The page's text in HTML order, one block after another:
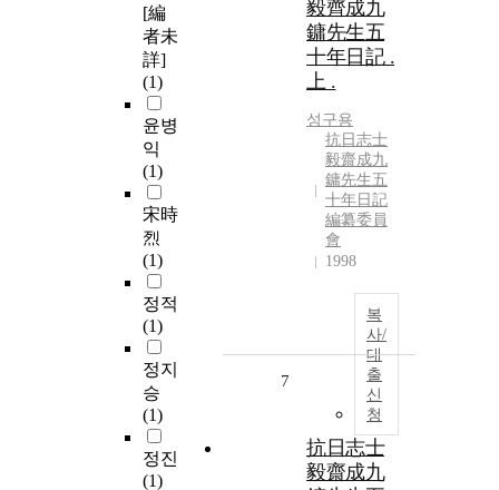
[編
者未
詳]
(1)
윤병
익
(1)
宋時
烈
(1)
정적
(1)
정지
승
(1)
정진
(1)
毅齊成九
鏞先生五
十年日記 .
上 .
성구용
抗日志士
毅齋成九
鏞先生五
十年日記
編纂委員
會
1998
복
사/
대
출
신
청
7
抗日志士
毅齋成九